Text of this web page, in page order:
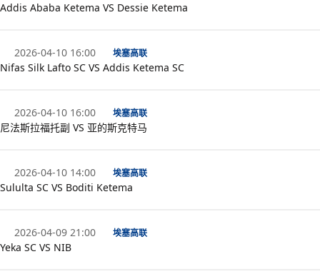
Addis Ababa Ketema VS Dessie Ketema
2026-04-10 16:00 埃塞高联
Nifas Silk Lafto SC VS Addis Ketema SC
2026-04-10 16:00 埃塞高联
尼法斯拉福托副 VS 亚的斯克特马
2026-04-10 14:00 埃塞高联
Sululta SC VS Boditi Ketema
2026-04-09 21:00 埃塞高联
Yeka SC VS NIB